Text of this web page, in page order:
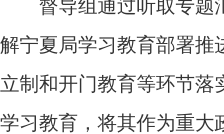
督导组通过听取专题
解宁夏局学习教育部署推
立制和开门教育等环节
学习教育，将其作为重大